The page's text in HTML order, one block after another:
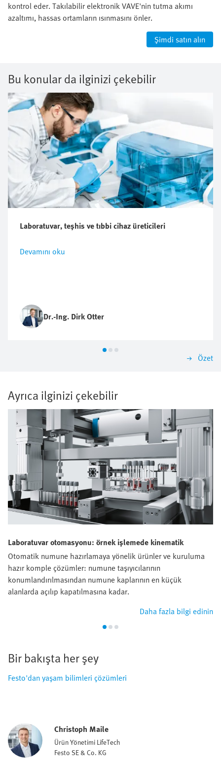
kontrol eder. Takılabilir elektronik VAVE'nin tutma akımı
azaltımı, hassas ortamların ısınmasını önler.
Şimdi satın alın
Bu konular da ilginizi çekebilir
Laboratuvar, teşhis ve tıbbi cihaz üreticileri
Devamını oku
Dr.-Ing. Dirk Otter
Özet
Ayrıca ilginizi çekebilir
Laboratuvar otomasyonu: örnek işlemede kinematik
Otomatik numune hazırlamaya yönelik ürünler ve kuruluma
hazır komple çözümler: numune taşıyıcılarının
konumlandırılmasından numune kaplarının en küçük
alanlarda açılıp kapatılmasına kadar.
Daha fazla bilgi edinin
Bir bakışta her şey
Festo'dan yaşam bilimleri çözümleri
Christoph Maile
Ürün Yönetimi LifeTech
Festo SE & Co. KG